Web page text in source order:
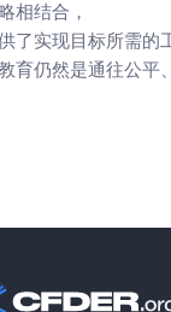
相结合，
了实现目标所需的
育仍然是通往公平